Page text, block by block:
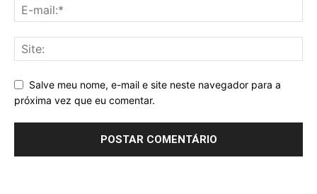
Salve meu nome, e-mail e site neste navegador para a
próxima vez que eu comentar.